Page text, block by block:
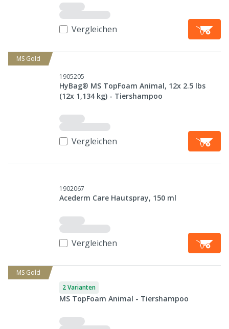
Vergleichen
MS Gold
1905205
HyBag® MS TopFoam Animal, 12x 2.5 lbs
(12x 1,134 kg) - Tiershampoo
Vergleichen
1902067
Acederm Care Hautspray, 150 ml
Vergleichen
MS Gold
2 Varianten
MS TopFoam Animal - Tiershampoo